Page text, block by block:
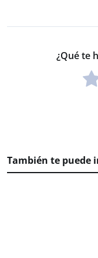
¿Qué te
También te puede